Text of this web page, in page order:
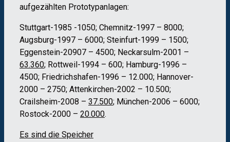
aufgezählten Prototypanlagen:
Stuttgart-1985 -1050; Chemnitz-1997 – 8000;
Augsburg-1997 – 6000; Steinfurt-1999 – 1500;
Eggenstein-20907 – 4500; Neckarsulm-2001 –
63.360; Rottweil-1994 – 600; Hamburg-1996 –
4500; Friedrichshafen-1996 – 12.000; Hannover-
2000 – 2750; Attenkirchen-2002 – 10.500;
Crailsheim-2008 – 37.500; München-2006 – 6000;
Rostock-2000 – 20.000.
Es sind die Speicher